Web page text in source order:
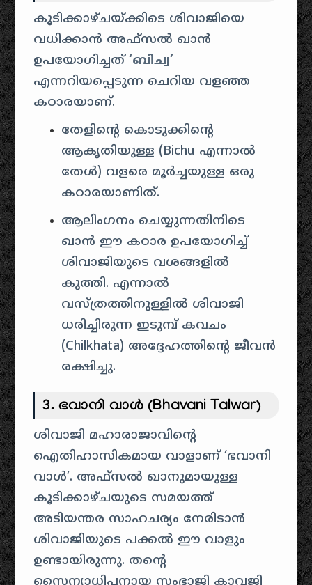
കൂടിക്കാഴ്ചയ്ക്കിടെ ശിവാജിയെ
വധിക്കാൻ അഫ്സൽ ഖാൻ
ഉപയോഗിച്ചത്‘ബിച്വ’
എന്നറിയപ്പെടുന്ന ചെറിയ വളഞ്ഞ
കഠാരയാണ്.
തേളിന്റെ കൊടുക്കിന്റെ
ആകൃതിയുള്ള (Bichu എന്നാൽ
തേൾ) വളരെ മൂർച്ചയുള്ള ഒരു
കഠാരയാണിത്.
ആലിംഗനം ചെയ്യുന്നതിനിടെ
ഖാൻ ഈ കഠാര ഉപയോഗിച്ച്
ശിവാജിയുടെ വശങ്ങളിൽ
കുത്തി. എന്നാൽ
വസ്ത്രത്തിനുള്ളിൽ ശിവാജി
ധരിച്ചിരുന്ന ഇടുമ്പ് കവചം
(Chilkhata) അദ്ദേഹത്തിന്റെ ജീവൻ
രക്ഷിച്ചു.
3. ഭവാനി വാൾ (Bhavani Talwar)
ശിവാജി മഹാരാജാവിന്റെ
ഐതിഹാസികമായ വാളാണ് ‘ഭവാനി
വാൾ’. അഫ്സൽ ഖാനുമായുള്ള
കൂടിക്കാഴ്ചയുടെ സമയത്ത്
അടിയന്തര സാഹചര്യം നേരിടാൻ
ശിവാജിയുടെ പക്കൽ ഈ വാളും
ഉണ്ടായിരുന്നു. തന്റെ
സൈന്യാധിപനായ സംഭാജി കാവജി